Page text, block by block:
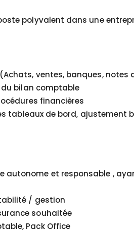
polyvalent dans une
ventes, banques, notes
bilan comptable
financières
tableaux de bord, ajustement
autonome et responsable ,
/ gestion
souhaitée
Pack Office